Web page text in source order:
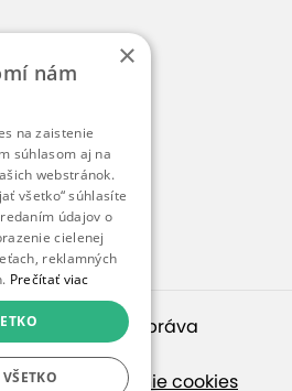
s. r. o.
. Všetky práva
| Nastavenie cookies
×
nám
na zaistenie
súhlasom aj na
webstránok.
všetko“ súhlasíte
údajov o
cielenej
reklamných
Prečítať viac